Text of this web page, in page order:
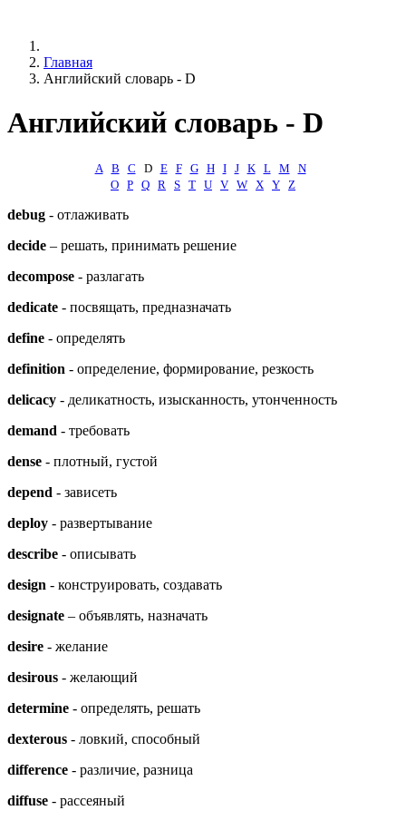
Главная
Английский словарь - D
Английский словарь - D
А B C D E F G H I J K L M
N
O P Q R S T U V W X Y Z
debug - отлаживать
decide – решать, принимать решение
decompose - разлагать
dedicate - посвящать, предназначать
define - определять
definition - определение, формирование, резкость
delicacy - деликатность, изысканность, утонченность
demand - требовать
dense - плотный, густой
depend - зависеть
deploy - развертывание
describe - описывать
design - конструировать, создавать
designate – объявлять, назначать
desire - желание
desirous - желающий
determine - определять, решать
dexterous - ловкий, способный
difference - различие, разница
diffuse - рассеяный